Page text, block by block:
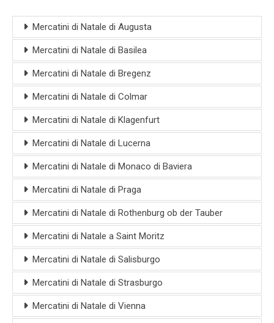
Mercatini di Natale di Augusta
Mercatini di Natale di Basilea
Mercatini di Natale di Bregenz
Mercatini di Natale di Colmar
Mercatini di Natale di Klagenfurt
Mercatini di Natale di Lucerna
Mercatini di Natale di Monaco di Baviera
Mercatini di Natale di Praga
Mercatini di Natale di Rothenburg ob der Tauber
Mercatini di Natale a Saint Moritz
Mercatini di Natale di Salisburgo
Mercatini di Natale di Strasburgo
Mercatini di Natale di Vienna